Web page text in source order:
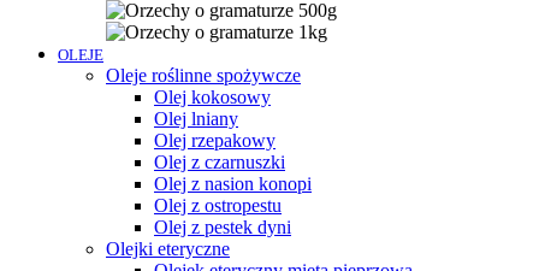
OLEJE
Oleje roślinne spożywcze
Olej kokosowy
Olej lniany
Olej rzepakowy
Olej z czarnuszki
Olej z nasion konopi
Olej z ostropestu
Olej z pestek dyni
Olejki eteryczne